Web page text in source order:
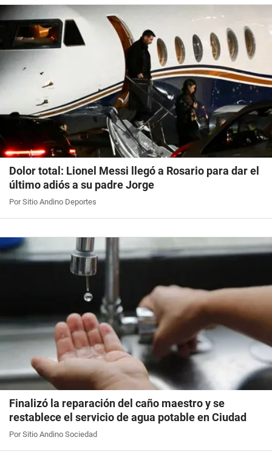
Dolor total: Lionel Messi llegó a Rosario para dar el
último adiós a su padre Jorge
Por Sitio Andino Deportes
Finalizó la reparación del caño maestro y se
restablece el servicio de agua potable en Ciudad
Por Sitio Andino Sociedad